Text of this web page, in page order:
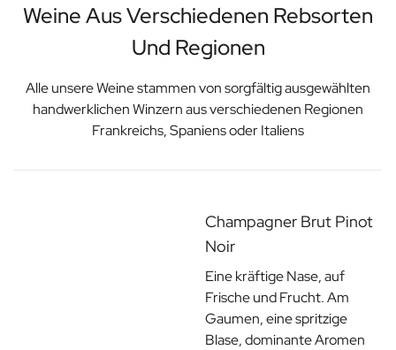
Weine Aus Verschiedenen Rebsorten
Und Regionen
Alle unsere Weine stammen von sorgfältig ausgewählten
handwerklichen Winzern aus verschiedenen Regionen
Frankreichs, Spaniens oder Italiens
Champagner Brut Pinot
Noir
Eine kräftige Nase, auf
Frische und Frucht. Am
Gaumen, eine spritzige
Blase, dominante Aromen